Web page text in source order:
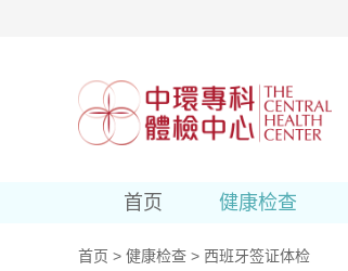
首页 健康检查
首页 > 健康检查 > 西班牙签证体检